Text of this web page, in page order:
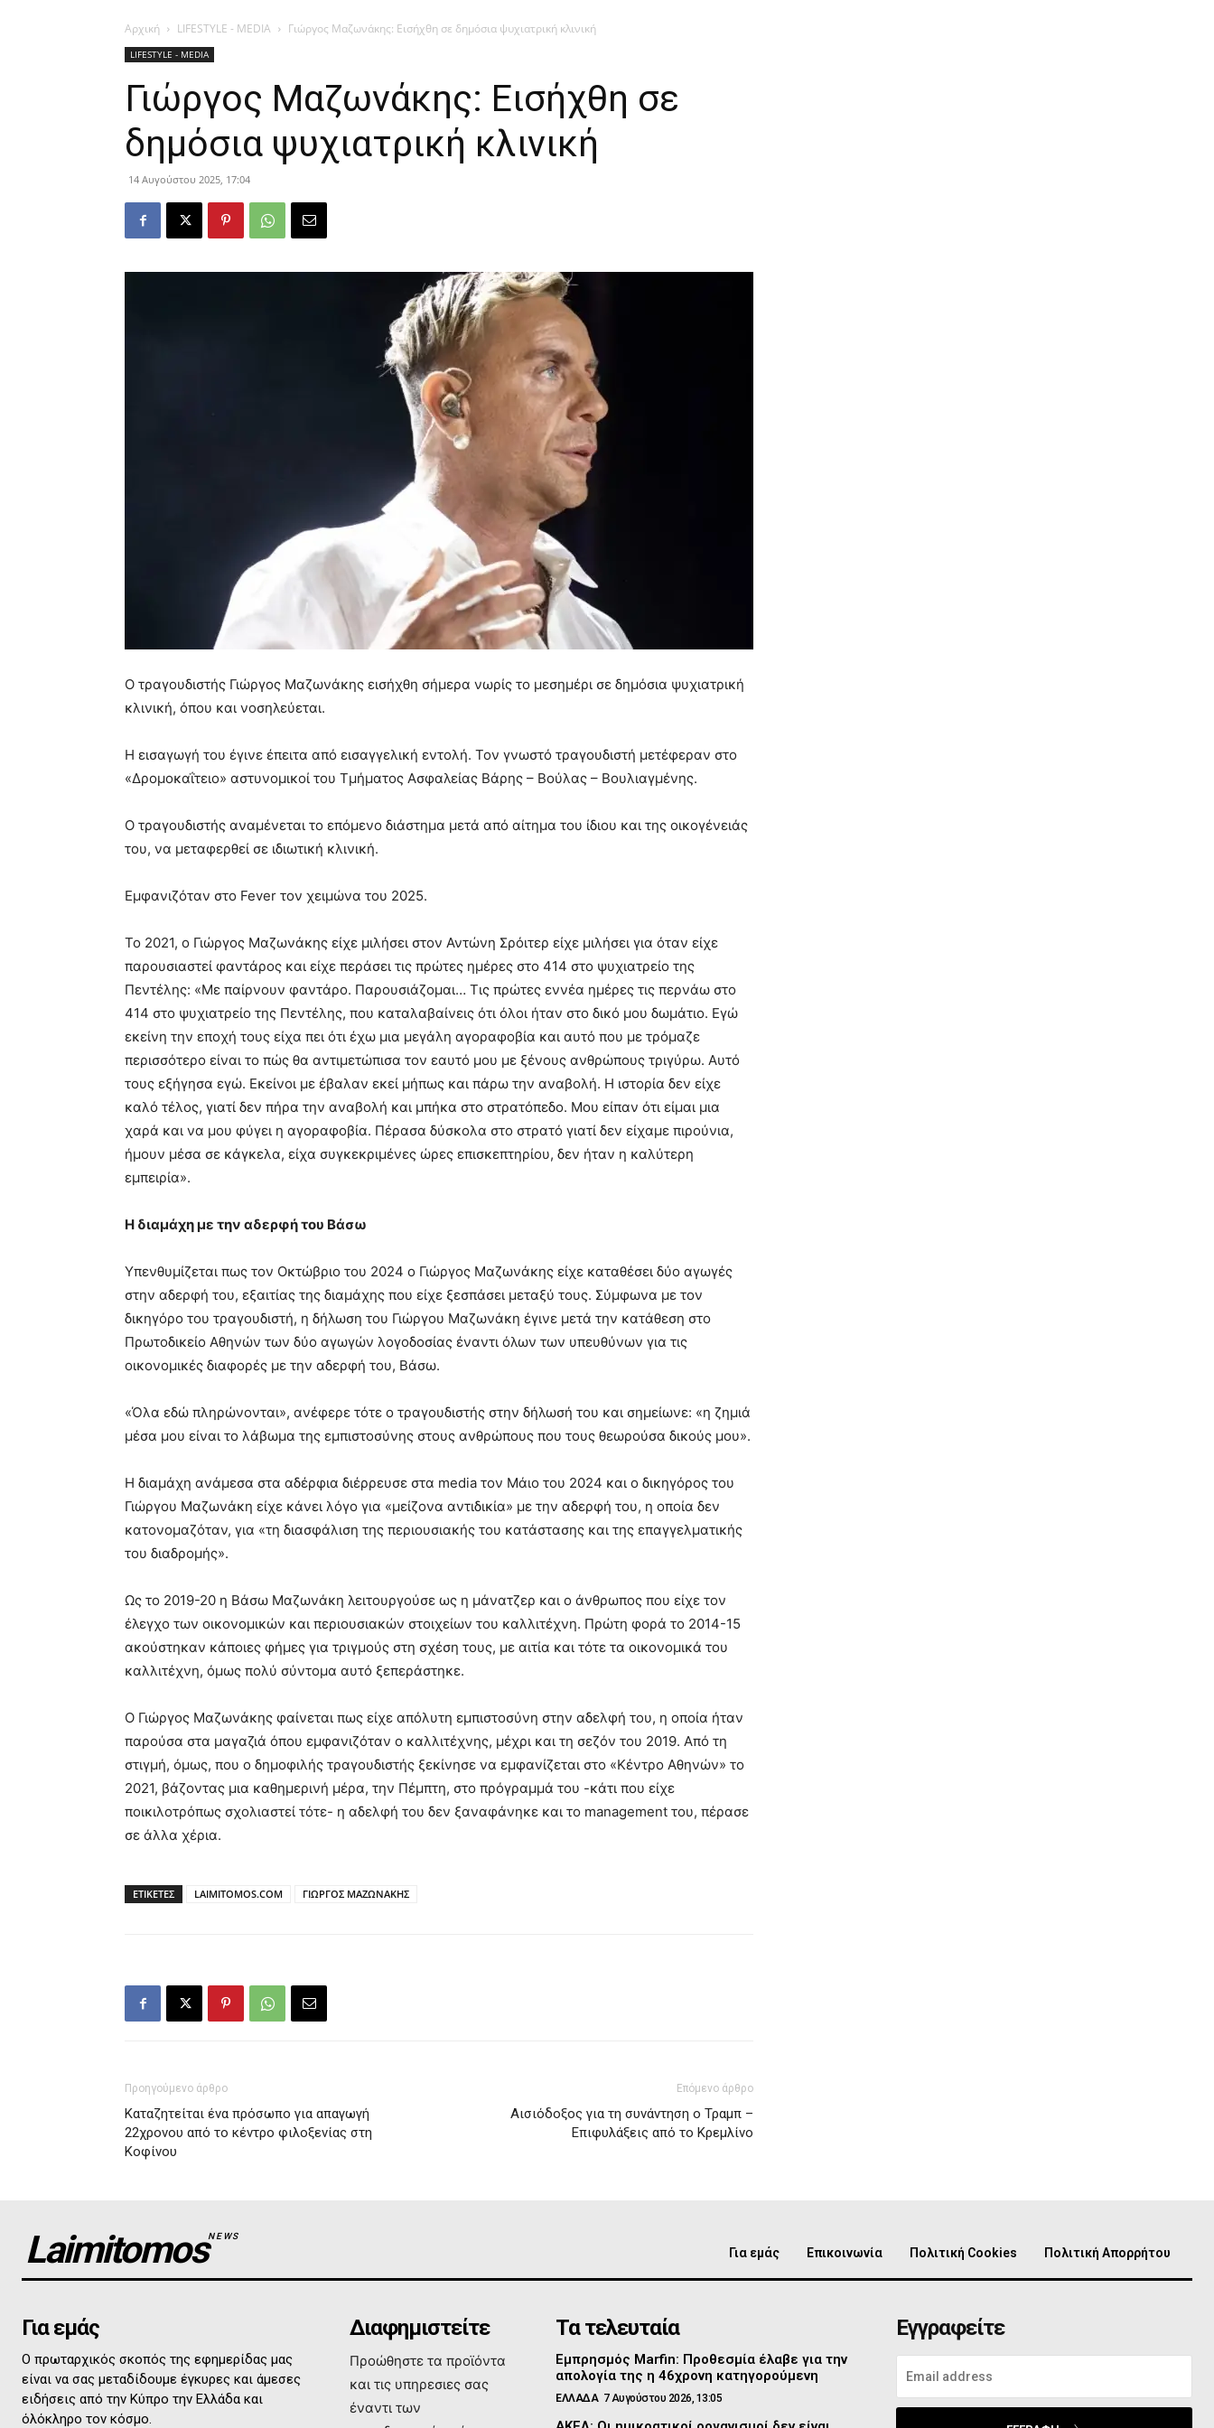
Αρχική LIFESTYLE - MEDIA Γιώργος Μαζωνάκης: Εισήχθη σε δημόσια ψυχιατρική κλινική
LIFESTYLE - MEDIA
Γιώργος Μαζωνάκης: Εισήχθη σε
δημόσια ψυχιατρική κλινική
14 Αυγούστου 2025, 17:04
Ο τραγουδιστής Γιώργος Μαζωνάκης εισήχθη σήμερα νωρίς το μεσημέρι σε δημόσια ψυχιατρική
κλινική, όπου και νοσηλεύεται.
Η εισαγωγή του έγινε έπειτα από εισαγγελική εντολή. Τον γνωστό τραγουδιστή μετέφεραν στο
«Δρομοκαΐτειο» αστυνομικοί του Τμήματος Ασφαλείας Βάρης – Βούλας – Βουλιαγμένης.
Ο τραγουδιστής αναμένεται το επόμενο διάστημα μετά από αίτημα του ίδιου και της οικογένειάς
του, να μεταφερθεί σε ιδιωτική κλινική.
Εμφανιζόταν στο Fever τον χειμώνα του 2025.
Το 2021, ο Γιώργος Μαζωνάκης είχε μιλήσει στον Αντώνη Σρόιτερ είχε μιλήσει για όταν είχε
παρουσιαστεί φαντάρος και είχε περάσει τις πρώτες ημέρες στο 414 στο ψυχιατρείο της
Πεντέλης: «Με παίρνουν φαντάρο. Παρουσιάζομαι… Τις πρώτες εννέα ημέρες τις περνάω στο
414 στο ψυχιατρείο της Πεντέλης, που καταλαβαίνεις ότι όλοι ήταν στο δικό μου δωμάτιο. Εγώ
εκείνη την εποχή τους είχα πει ότι έχω μια μεγάλη αγοραφοβία και αυτό που με τρόμαζε
περισσότερο είναι το πώς θα αντιμετώπισα τον εαυτό μου με ξένους ανθρώπους τριγύρω. Αυτό
τους εξήγησα εγώ. Εκείνοι με έβαλαν εκεί μήπως και πάρω την αναβολή. Η ιστορία δεν είχε
καλό τέλος, γιατί δεν πήρα την αναβολή και μπήκα στο στρατόπεδο. Μου είπαν ότι είμαι μια
χαρά και να μου φύγει η αγοραφοβία. Πέρασα δύσκολα στο στρατό γιατί δεν είχαμε πιρούνια,
ήμουν μέσα σε κάγκελα, είχα συγκεκριμένες ώρες επισκεπτηρίου, δεν ήταν η καλύτερη
εμπειρία».
Η διαμάχη με την αδερφή του Βάσω
Υπενθυμίζεται πως τον Οκτώβριο του 2024 ο Γιώργος Μαζωνάκης είχε καταθέσει δύο αγωγές
στην αδερφή του, εξαιτίας της διαμάχης που είχε ξεσπάσει μεταξύ τους. Σύμφωνα με τον
δικηγόρο του τραγουδιστή, η δήλωση του Γιώργου Μαζωνάκη έγινε μετά την κατάθεση στο
Πρωτοδικείο Αθηνών των δύο αγωγών λογοδοσίας έναντι όλων των υπευθύνων για τις
οικονομικές διαφορές με την αδερφή του, Βάσω.
«Όλα εδώ πληρώνονται», ανέφερε τότε ο τραγουδιστής στην δήλωσή του και σημείωνε: «η ζημιά
μέσα μου είναι το λάβωμα της εμπιστοσύνης στους ανθρώπους που τους θεωρούσα δικούς μου».
Η διαμάχη ανάμεσα στα αδέρφια διέρρευσε στα media τον Μάιο του 2024 και ο δικηγόρος του
Γιώργου Μαζωνάκη είχε κάνει λόγο για «μείζονα αντιδικία» με την αδερφή του, η οποία δεν
κατονομαζόταν, για «τη διασφάλιση της περιουσιακής του κατάστασης και της επαγγελματικής
του διαδρομής».
Ως το 2019-20 η Βάσω Μαζωνάκη λειτουργούσε ως η μάνατζερ και ο άνθρωπος που είχε τον
έλεγχο των οικονομικών και περιουσιακών στοιχείων του καλλιτέχνη. Πρώτη φορά το 2014-15
ακούστηκαν κάποιες φήμες για τριγμούς στη σχέση τους, με αιτία και τότε τα οικονομικά του
καλλιτέχνη, όμως πολύ σύντομα αυτό ξεπεράστηκε.
Ο Γιώργος Μαζωνάκης φαίνεται πως είχε απόλυτη εμπιστοσύνη στην αδελφή του, η οποία ήταν
παρούσα στα μαγαζιά όπου εμφανιζόταν ο καλλιτέχνης, μέχρι και τη σεζόν του 2019. Από τη
στιγμή, όμως, που ο δημοφιλής τραγουδιστής ξεκίνησε να εμφανίζεται στο «Κέντρο Αθηνών» το
2021, βάζοντας μια καθημερινή μέρα, την Πέμπτη, στο πρόγραμμά του -κάτι που είχε
ποικιλοτρόπως σχολιαστεί τότε- η αδελφή του δεν ξαναφάνηκε και το management του, πέρασε
σε άλλα χέρια.
ΕΤΙΚΕΤΕΣ LAIMITOMOS.COM ΓΙΩΡΓΟΣ ΜΑΖΩΝΑΚΗΣ
Προηγούμενο άρθρο
Καταζητείται ένα πρόσωπο για απαγωγή
22χρονου από το κέντρο φιλοξενίας στη
Κοφίνου
Επόμενο άρθρο
Αισιόδοξος για τη συνάντηση ο Τραμπ –
Επιφυλάξεις από το Κρεμλίνο
LaimitomosNEWS
Για εμάς Επικοινωνία Πολιτική Cookies Πολιτική Απορρήτου
Για εμάς
Ο πρωταρχικός σκοπός της εφημερίδας μας
είναι να σας μεταδίδουμε έγκυρες και άμεσες
ειδήσεις από την Κύπρο την Ελλάδα και
όλόκληρο τον κόσμο.
Διαφημιστείτε
Προώθηστε τα προϊόντα
και τις υπηρεσιες σας
έναντι των
Τα τελευταία
Εμπρησμός Marfin: Προθεσμία έλαβε για την
απολογία της η 46χρονη κατηγορούμενη
ΕΛΛΑΔΑ 7 Αυγούστου 2026, 13:05
Εγγραφείτε